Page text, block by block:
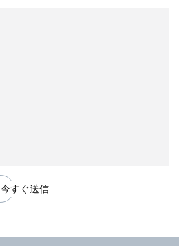
今すぐ送信